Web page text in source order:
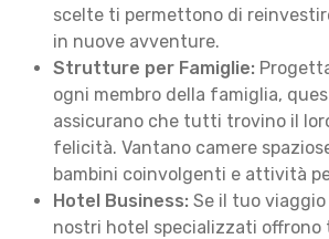
scelte ti permettono di
in nuove avventure.
Strutture per Famiglie:
ogni membro della famiglia,
assicurano che tutti trovino il
felicità. Vantano camere
bambini coinvolgenti e attività
Hotel Business: Se il tuo viaggio
nostri hotel specializzati